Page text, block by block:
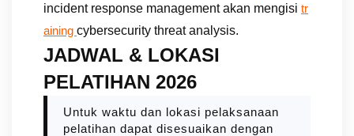
incident response management akan mengisi tr
aining cybersecurity threat analysis.
JADWAL & LOKASI
PELATIHAN 2026
Untuk waktu dan lokasi pelaksanaan
pelatihan dapat disesuaikan dengan